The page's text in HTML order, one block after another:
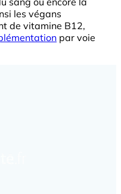
les végans
de vitamine B12,
par voie